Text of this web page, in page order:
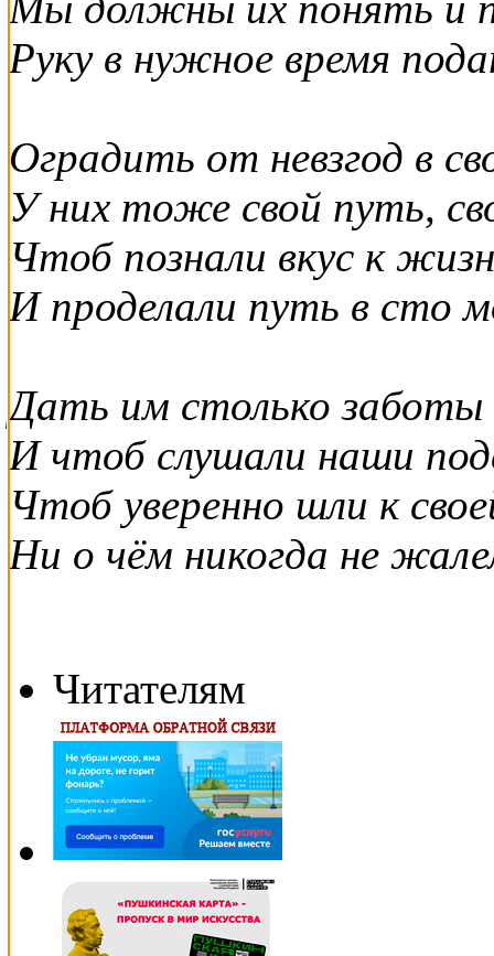
Руку в нужное время
Оградить от невзгод в
У них тоже свой путь,
Чтоб познали вкус к
И проделали путь в сто
Дать им столько заботы
И чтоб слушали наши
Чтоб уверенно шли к
Ни о чём никогда не
Читателям